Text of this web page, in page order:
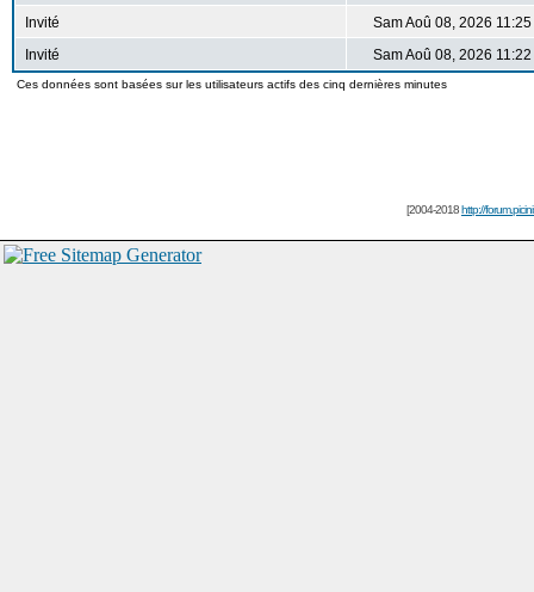
Invité
Sam Aoû 08, 2026
Invité
Sam Aoû 08, 2026
Ces données sont basées sur les utilisateurs actifs des cinq dernières minutes
[2004-2018http://